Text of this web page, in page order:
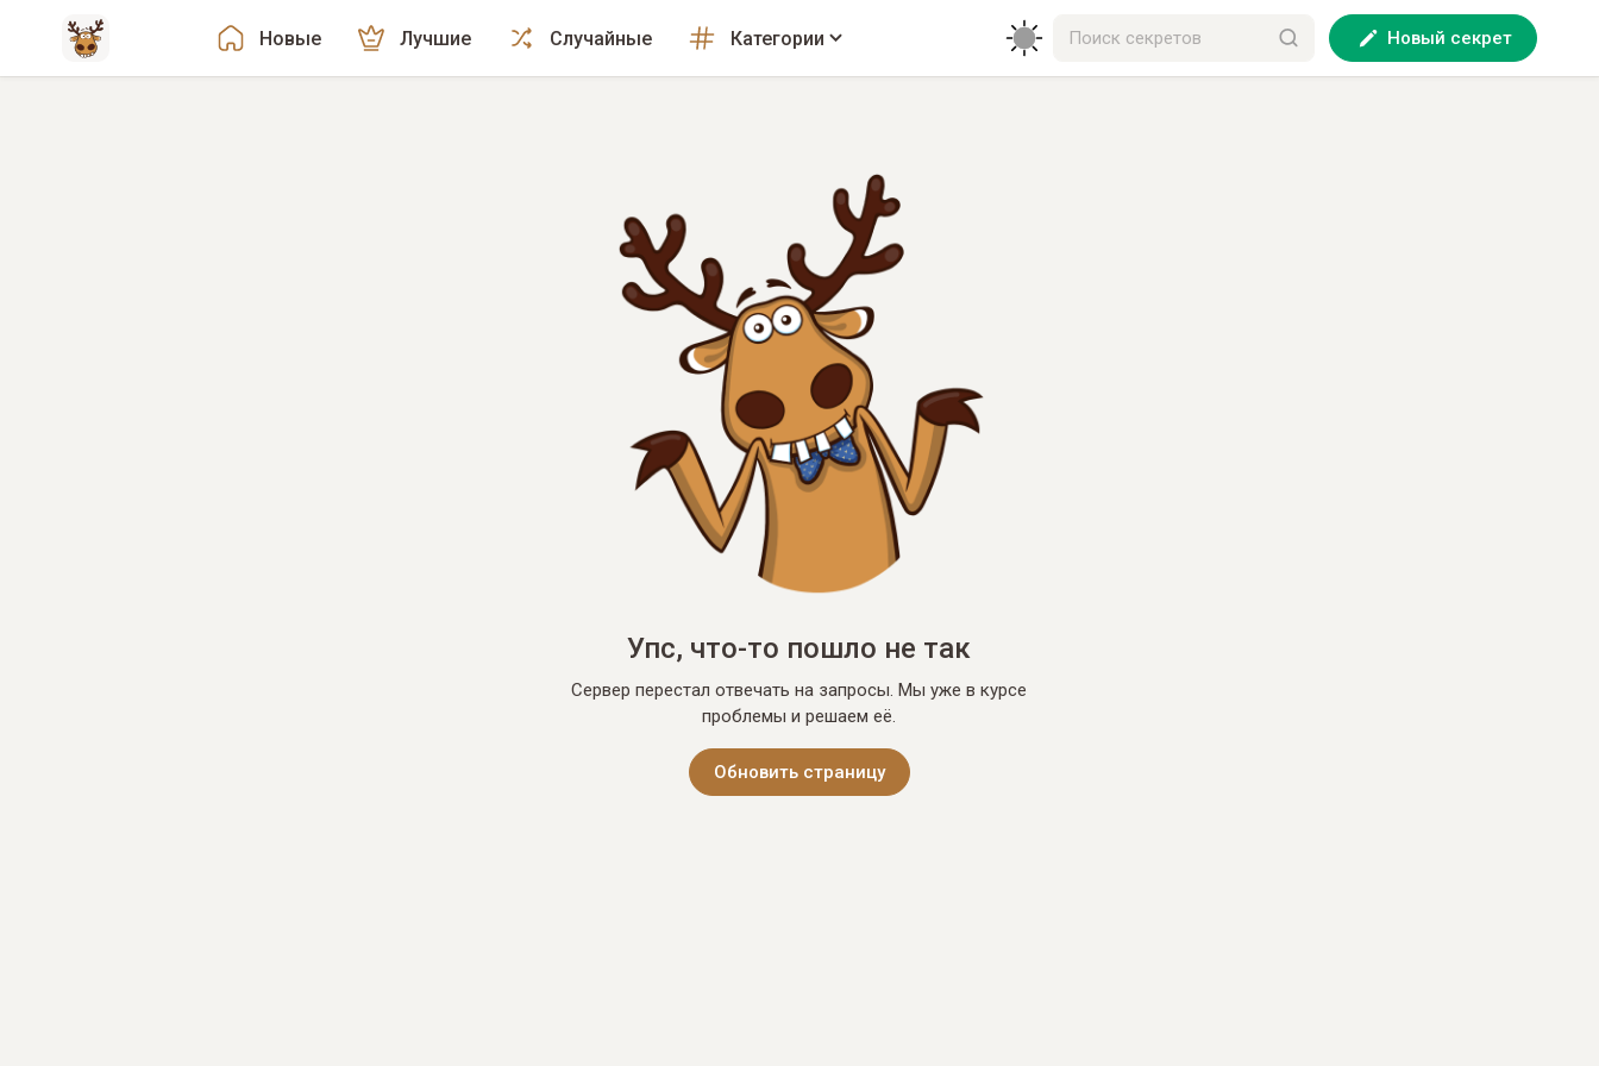
Новые Лучшие Случайные Категории Новый секрет
Упс, что-то пошло не так
Сервер перестал отвечать на запросы. Мы уже в курсе
проблемы и решаем её.
Обновить страницу